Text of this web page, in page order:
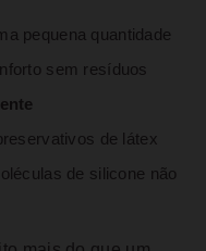
pequena quantidade
sem resíduos
de látex
de silicone não